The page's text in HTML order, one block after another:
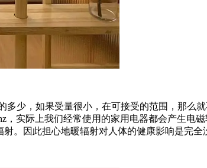
少，如果受量很小，在可接受的范围，那么
实际上我们经常使用的家用电器都会产生电
。因此担心地暖辐射对人体的健康影响是完全